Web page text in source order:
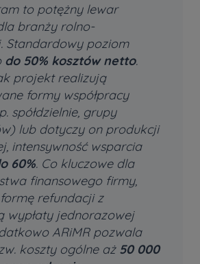
to potężny lewar
branży rolno-
Standardowy poziom
do 50% kosztów netto.
projekt realizują
formy współpracy
spółdzielnie, grupy
lub dotyczy on produkcji
intensywność wsparcia
60%. Co kluczowe dla
finansowego firmy,
refundacji z
wypłaty jednorazowej
ARiMR pozwala
koszty ogólne aż 50 000